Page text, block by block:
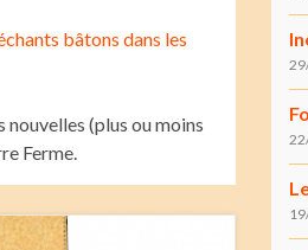
bâtons dans les
nouvelles (plus ou moins
Ferme.